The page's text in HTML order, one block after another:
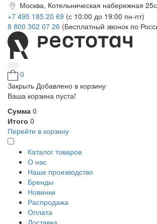
Москва, Котельническая набережная
+7 495 185 20 69 (с 10:00 до 19:00 пн-пт)
8 800 302 07 26 (Бесплатный звонок по
0
Закрыть Добавлено в корзину
Ваша корзина пуста!
Сумма 0
Итого 0
Перейти в корзину
Каталог товаров
О нас
Наше производство
Бренды
Новинки
Распродажа
Оплата